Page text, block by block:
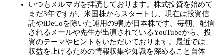
いつもメルマガを拝読しております。株式投資を始めて
まだ3年ですが、米国株からスタートし、現在は投資信
託やiDeCoを除いた運用の9割が日本株です。毎朝、配信
されるメールや先生が出演されているYouTubeから、投
資のテーマやヒントをいただいております。最近では、
収益を上げるための情報収集や知識を深めること自体